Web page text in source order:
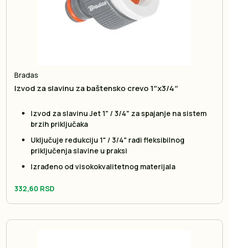
Bradas
Izvod za slavinu za baštensko crevo 1″x3/4″
Izvod za slavinu Jet 1" / 3/4" za spajanje na sistem
brzih priključaka
Uključuje redukciju 1" / 3/4" radi fleksibilnog
priključenja slavine u praksi
Izrađeno od visokokvalitetnog materijala
332,60 RSD